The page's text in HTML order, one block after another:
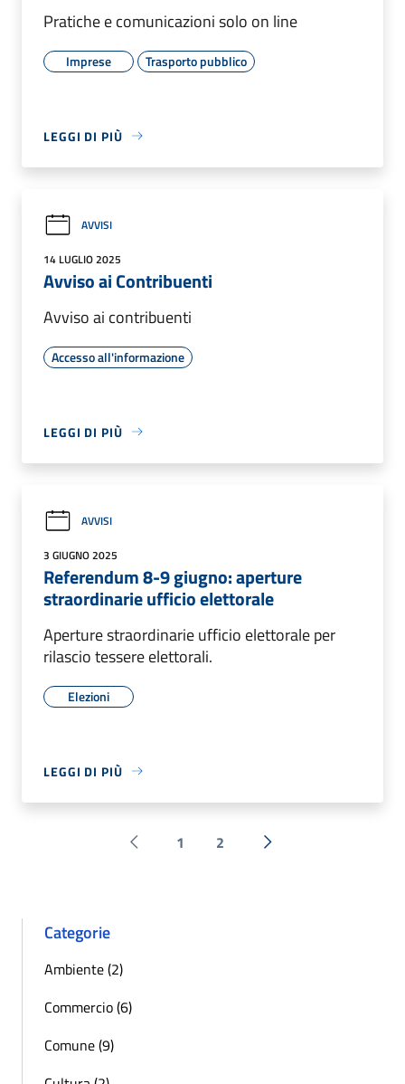
Pratiche e comunicazioni solo on line
Imprese Trasporto pubblico
LEGGI DI PIÙ
AVVISI
14 LUGLIO 2025
Avviso ai Contribuenti
Avviso ai contribuenti
Accesso all'informazione
LEGGI DI PIÙ
AVVISI
3 GIUGNO 2025
Referendum 8-9 giugno: aperture
straordinarie ufficio elettorale
Aperture straordinarie ufficio elettorale per
rilascio tessere elettorali.
Elezioni
LEGGI DI PIÙ
Pagina precedente
1 2 Successiva »
Categorie
Ambiente (2)
Commercio (6)
Comune (9)